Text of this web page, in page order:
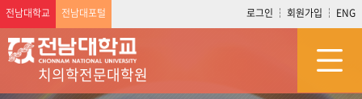
전남대학교 전남대포털 로그인 회원가입 ENG
치의학전문대학원